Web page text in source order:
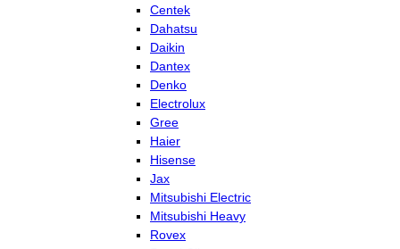
Centek
Dahatsu
Daikin
Dantex
Denko
Electrolux
Gree
Haier
Hisense
Jax
Mitsubishi Electric
Mitsubishi Heavy
Rovex